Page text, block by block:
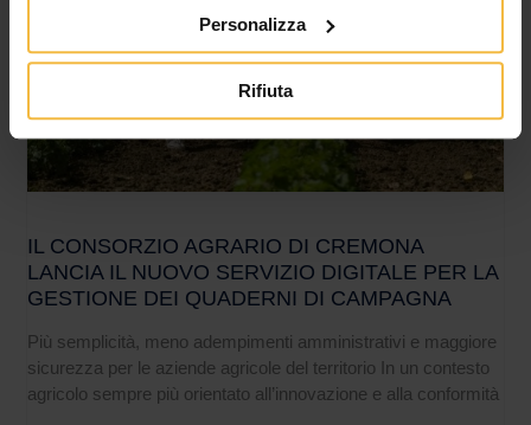
Personalizza
Rifiuta
IL CONSORZIO AGRARIO DI CREMONA
LANCIA IL NUOVO SERVIZIO DIGITALE PER LA
GESTIONE DEI QUADERNI DI CAMPAGNA
Più semplicità, meno adempimenti amministrativi e maggiore
sicurezza per le aziende agricole del territorio In un contesto
agricolo sempre più orientato all’innovazione e alla conformità